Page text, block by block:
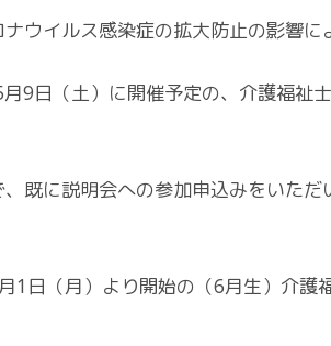
ウイルス感染症の拡大防止の影響に
9日（土）に開催予定の、介護福祉
既に説明会への参加申込みをいた
1日（月）より開始の（6月生）介